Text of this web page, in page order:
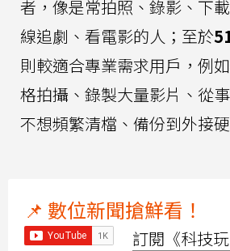
者，像是常拍照、錄影、下
線追劇、看電影的人；至於
則較適合專業需求用戶，例
格拍攝、錄製大量影片、從
不想頻繁清檔、備份到外接
📌 數位新聞搶鮮看！
訂閱《科技